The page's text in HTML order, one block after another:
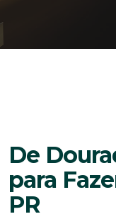
De
para
PR